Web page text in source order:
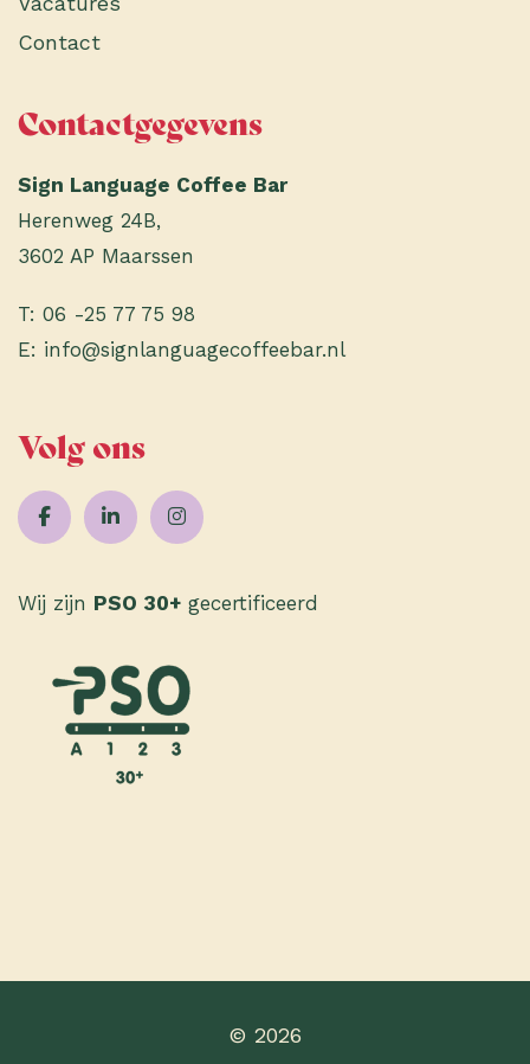
Contact
Contactgegevens
Sign Language Coffee Bar
Herenweg 24B,
3602 AP Maarssen
T:06 -25 77 75 98
E: info@signlanguagecoffeebar.nl
Volg ons
Wij zijn PSO 30+ gecertificeerd
© 2026